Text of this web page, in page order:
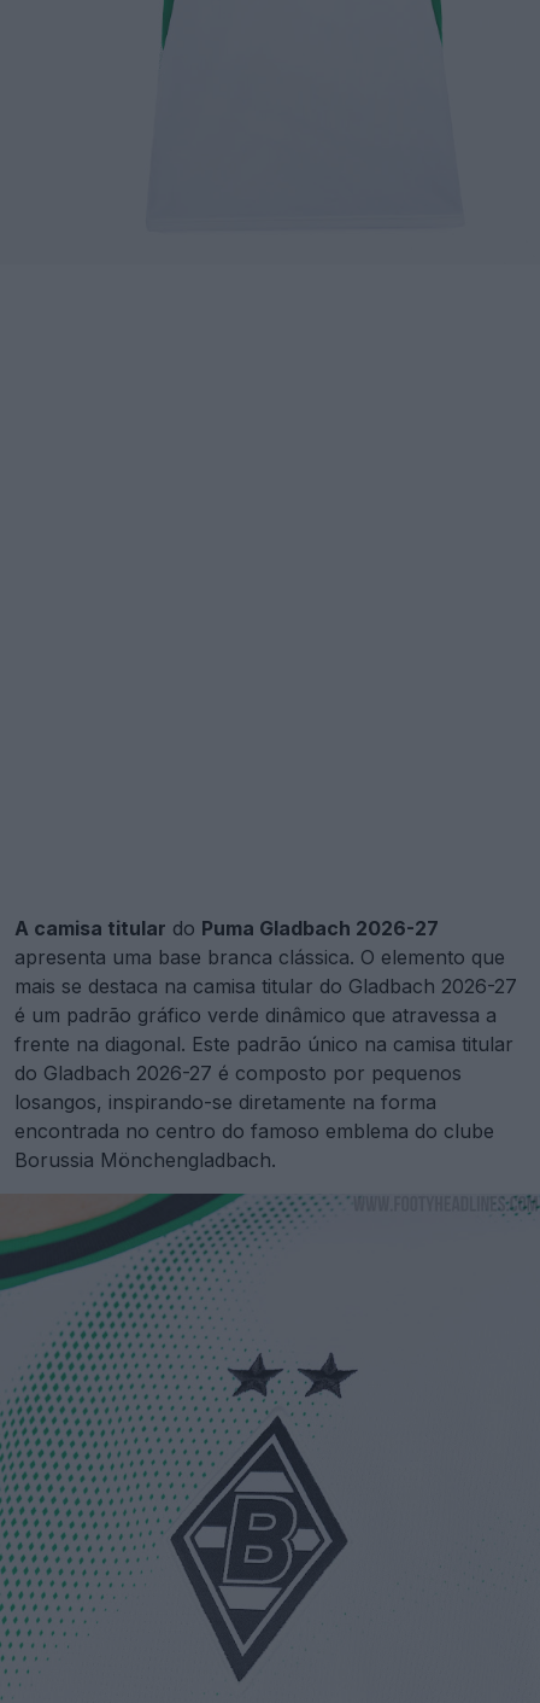
A camisa titular do Puma Gladbach 2026-27
apresenta uma base branca clássica. O elemento que
mais se destaca na camisa titular do Gladbach 2026-27
é um padrão gráfico verde dinâmico que atravessa a
frente na diagonal. Este padrão único na camisa titular
do Gladbach 2026-27 é composto por pequenos
losangos, inspirando-se diretamente na forma
encontrada no centro do famoso emblema do clube
Borussia Mönchengladbach.